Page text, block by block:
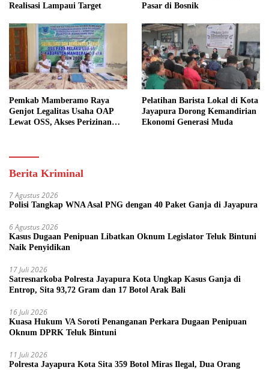
Realisasi Lampaui Target
Pasar di Bosnik
Pemkab Mamberamo Raya
Genjot Legalitas Usaha OAP
Lewat OSS, Akses Perizinan
Pelatihan Barista Lokal di Kota
Jayapura Dorong Kemandirian
Ekonomi Generasi Muda
Berita Kriminal
7 Agustus 2026
Polisi Tangkap WNA Asal PNG dengan 40 Paket Ganja di Jayapura
6 Agustus 2026
Kasus Dugaan Penipuan Libatkan Oknum Legislator Teluk Bintuni
Naik Penyidikan
17 Juli 2026
Satresnarkoba Polresta Jayapura Kota Ungkap Kasus Ganja di
Entrop, Sita 93,72 Gram dan 17 Botol Arak Bali
16 Juli 2026
Kuasa Hukum VA Soroti Penanganan Perkara Dugaan Penipuan
Oknum DPRK Teluk Bintuni
11 Juli 2026
Polresta Jayapura Kota Sita 359 Botol Miras Ilegal, Dua Orang